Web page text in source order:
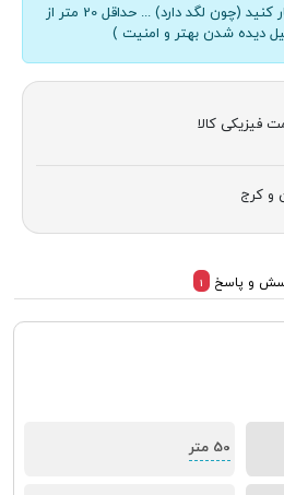
حتما 25 شوت را مهار کنید (چون لگد دارد) ... حداقل 20 متر از
دیده شدن بهتر و امنیت )
فیزیکی کالا
و کرج
و پاسخ 1
50 متر